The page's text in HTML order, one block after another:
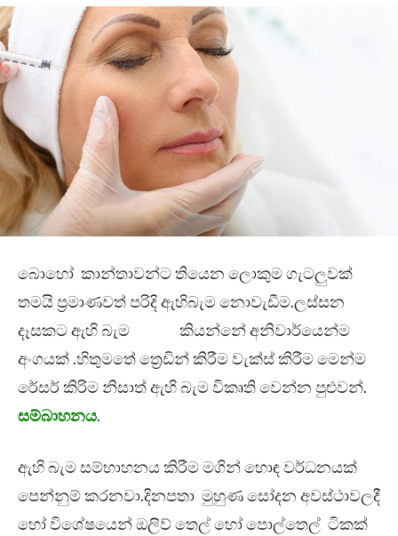
බොහෝ කාන්තාවන්ට තියෙන ලොකුම ගැටලුවක්
තමයි ප්‍රමාණවත් පරිදි ඇහිබැම නොවැඩීම.ලස්සන
දෑසකට ඇහි බැම කියන්නේ අනිවාර්යෙන්ම
අංගයක් .හිතුමතේ ත්‍රෙඩින් කිරීම වැක්ස් කිරීම මෙන්ම
රේසර් කිරිම නිසාත් ඇහි බැම විකෘති වෙන්න පුළුවන්.
සම්බාහනය.
ඇහි බැම සම්භාහනය කිරීම මගින් හොඳ වර්ධනයක්
පෙන්නුම් කරනවා.දිනපතා මුහුණ සෝදන අවස්ථාවලදී
හෝ විශේෂයෙන් ඔලිව් තෙල් හෝ පොල්තෙල් ටිකක්